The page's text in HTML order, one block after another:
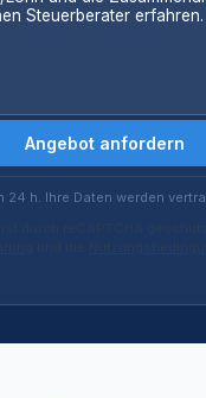
Angebot anfordern
24 h. Ihre Daten werden